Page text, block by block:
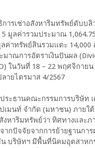
ารเช่าอสังหาริมทรัพย์ดับบลิ
มูลค่ารวมประมาณ
ลค่าทรัพย์สินรวมแตะ
มาณการอัตราเงินปันผล
ในวันที่ 18 – 22 พฤศจิกาย
ายไตรมาส 4/2567
ประธานคณะกรรมการบริษั
เมนท์ จำกัด (มหาชน) ภายใ
งหาริมทรัพย์ว่า ทิศทางและ
ากปัจจัยจากการย้ายฐานกา
บริษัทฯ มีพื้นที่นิคมอุตสาหก